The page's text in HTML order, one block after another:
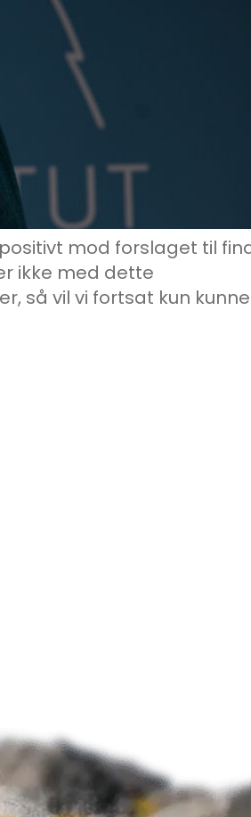
mod forslaget til
ikke med dette
så vil vi fortsat kun kunne